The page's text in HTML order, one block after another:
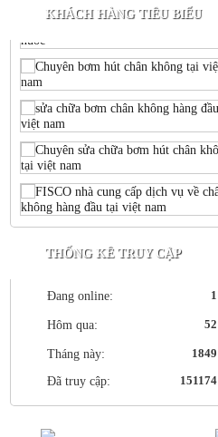
KHÁCH HÀNG TIÊU BIỂU
THỐNG KÊ TRUY CẬP
Đang online: 1
Hôm qua: 52
Tháng này: 1849
Đã truy cập: 151174